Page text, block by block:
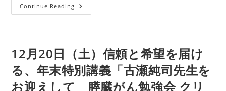
Continue Reading 信
頼
届
け
る、
年
末
12月20日（土）信頼と希望を届け
る、年末特別講義「古瀬純司先生を
お迎えして 膵臓がん勉強会 クリ